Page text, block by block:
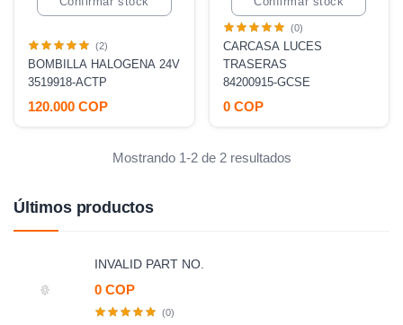
Últimos productos
INVALID PART NO.
0 COP
(0)
(2)
BOMBILLA HALOGENA 24V
3519918-ACTP
120.000 COP
(0)
CARCASA LUCES
TRASERAS
84200915-GCSE
0 COP
Mostrando 1-2 de 2 resultados